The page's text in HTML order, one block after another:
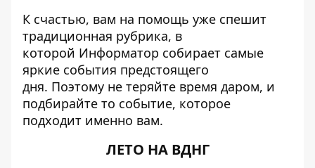
К счастью, вам на помощь уже спешит
традиционная рубрика, в
которой Информатор собирает самые
яркие события предстоящего
дня. Поэтому не теряйте время даром, и
подбирайте то событие, которое
подходит именно вам.
ЛЕТО НА ВДНГ